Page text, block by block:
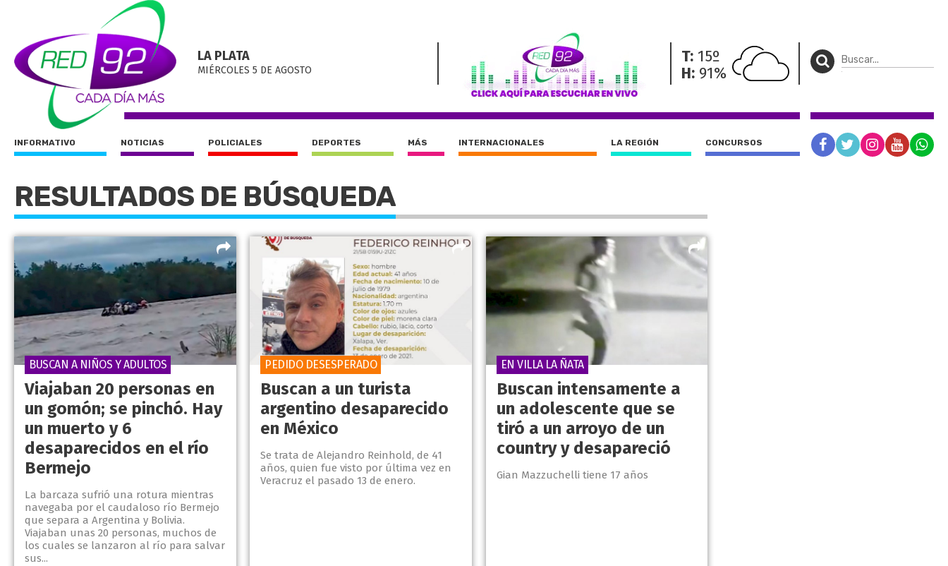
LA PLATA
MIÉRCOLES 5 DE AGOSTO
T: 15º
H: 91%
INFORMATIVO NOTICIAS POLICIALES DEPORTES MÁS INTERNACIONALES LA REGIÓN CONCURSOS
RESULTADOS DE BÚSQUEDA
Viajaban 20 personas en
un gomón; se pinchó. Hay
un muerto y 6
desaparecidos en el río
Bermejo
La barcaza sufrió una rotura mientras
navegaba por el caudaloso río Bermejo
que separa a Argentina y Bolivia.
Viajaban unas 20 personas, muchos de
los cuales se lanzaron al río para salvar
sus...
BUSCAN A NIÑOS Y ADULTOS
Buscan a un turista
argentino desaparecido
en México
Se trata de Alejandro Reinhold, de 41
años, quien fue visto por última vez en
Veracruz el pasado 13 de enero.
PEDIDO DESESPERADO
Buscan intensamente a
un adolescente que se
tiró a un arroyo de un
country y desapareció
Gian Mazzuchelli tiene 17 años
EN VILLA LA ÑATA